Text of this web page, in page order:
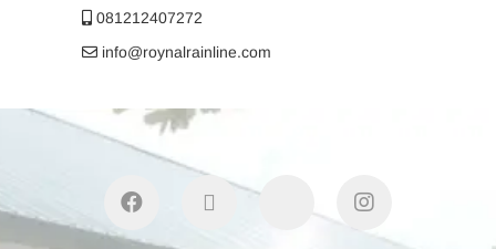
081212407272
info@roynalrainline.com
facebook twitter youtube instagram